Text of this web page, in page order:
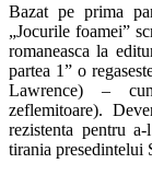
Bazat pe prima
„Jocurile foamei”
romaneasca la
partea 1” o
Lawrence) –
zeflemitoare).
rezistenta pentru
tirania presedintelui